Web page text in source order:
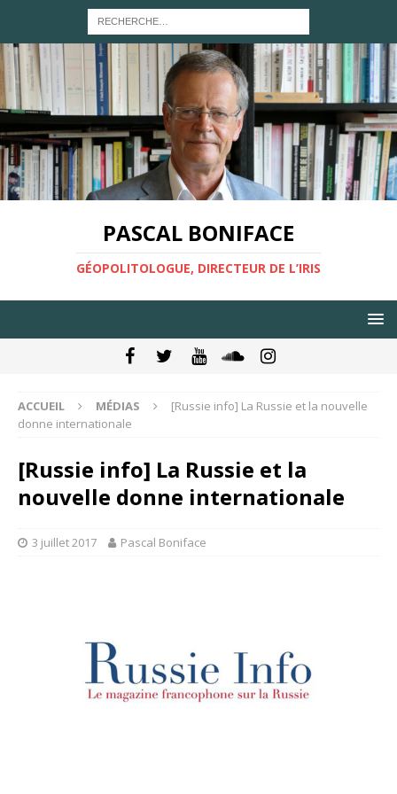
PASCAL BONIFACE
GÉOPOLITOLOGUE, DIRECTEUR DE L’IRIS
ACCUEIL MÉDIAS
[Russie info] La Russie et la nouvelle
donne internationale
[Russie info] La Russie et la
nouvelle donne internationale
3 juillet 2017 Pascal Boniface